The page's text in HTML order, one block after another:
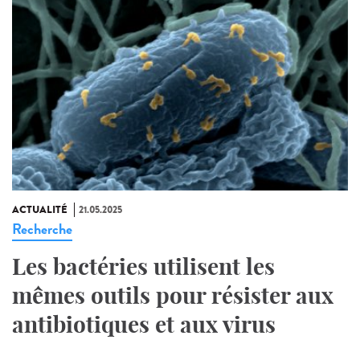
ACTUALITÉ 21.05.2025
Recherche
Les bactéries utilisent les
mêmes outils pour résister aux
antibiotiques et aux virus